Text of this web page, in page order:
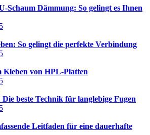
Schaum Dämmung: So gelingt es Ihnen
So gelingt die perfekte Verbindung
Kleben von HPL-Platten
beste Technik für langlebige Fugen
Leitfaden für eine dauerhafte